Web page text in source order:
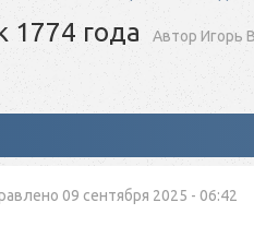
1774 года Автор Игорь
09 сентября 2025 - 06:42